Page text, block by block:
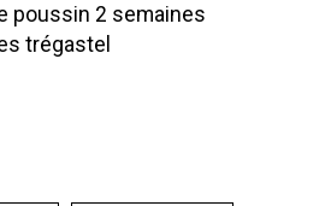
poussin 2 semaines
trégastel